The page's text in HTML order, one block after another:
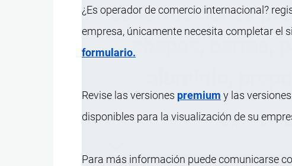
¿Es operador de comercio internacional?
empresa, únicamente necesita completar el
formulario.
Revise las versiones premium y las versiones
disponibles para la visualización de su
Para más información puede comunicarse
construcciones
chapas, barras,
aluminio,
ÍNDICE DE